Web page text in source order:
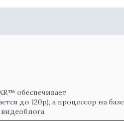
обеспечивает
до 120p), а процессор на базе